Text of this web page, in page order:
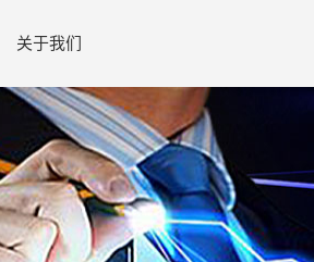
关于我们